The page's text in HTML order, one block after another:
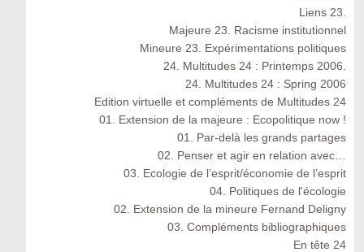
Liens 23.
Majeure 23. Racisme institutionnel
Mineure 23. Expérimentations politiques
24. Multitudes 24 : Printemps 2006.
24. Multitudes 24 : Spring 2006
Edition virtuelle et compléments de Multitudes 24
01. Extension de la majeure : Ecopolitique now !
01. Par-delà les grands partages
02. Penser et agir en relation avec…
03. Ecologie de l’esprit/économie de l’esprit
04. Politiques de l'écologie
02. Extension de la mineure Fernand Deligny
03. Compléments bibliographiques
En tête 24